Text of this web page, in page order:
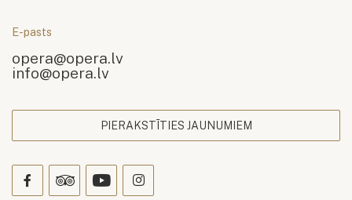
E-pasts
opera@opera.lv
info@opera.lv
PIERAKSTĪTIES JAUNUMIEM